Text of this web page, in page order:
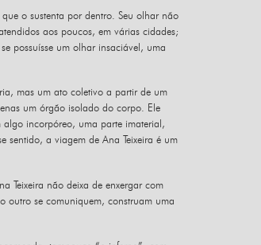
o sustenta por dentro. Seu olhar não
aos poucos, em várias cidades;
possuísse um olhar insaciável, uma
mas um ato coletivo a partir de um
um órgão isolado do corpo. Ele
algo incorpóreo, uma parte imaterial,
sentido, a viagem de Ana Teixeira é um
Teixeira não deixa de enxergar com
outro se comuniquem, construam uma